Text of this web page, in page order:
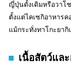
ญี่ปุ่นดั้งเดิมหรือวาโ
ตั้งแต่ไคเซกิอาหาร
แม้กระทั่งทาโกะยา
เนื้อสัตว์แล